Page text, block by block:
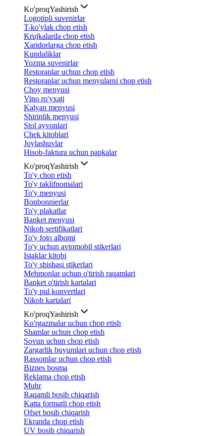
Ko'proqYashirish
Logotipli suvenirlar
T-ko'ylak chop etish
Krujkalarda chop etish
Xaridorlarga chop etish
Kundaliklar
Yozma suvenirlar
Restoranlar uchun chop etish
Restoranlar uchun menyularni chop etish
Choy menyusi
Vino ro'yxati
Kalyan menyusi
Shirinlik menyusi
Stol ayvonlari
Chek kitoblari
Joylashuvlar
Hisob-faktura uchun papkalar
Ko'proqYashirish
To'y chop etish
To'y taklifnomalari
To'y menyusi
Bonbonnierlar
To'y plakatlar
Banket menyusi
Nikoh sertifikatlari
To'y foto albomi
To'y uchun avtomobil stikerlari
Istaklar kitobi
To'y shishasi stikerlari
Mehmonlar uchun o'tirish raqamlari
Banket o'tirish kartalari
To'y pul konvertlari
Nikoh kartalari
Ko'proqYashirish
Ko'rgazmalar uchun chop etish
Shamlar uchun chop etish
Sovun uchun chop etish
Zargarlik buyumlari uchun chop etish
Rassomlar uchun chop etish
Biznes bosma
Reklama chop etish
Muhr
Raqamli bosib chiqarish
Katta formatli chop etish
Ofset bosib chiqarish
Ekranda chop etish
UV bosib chiqarish